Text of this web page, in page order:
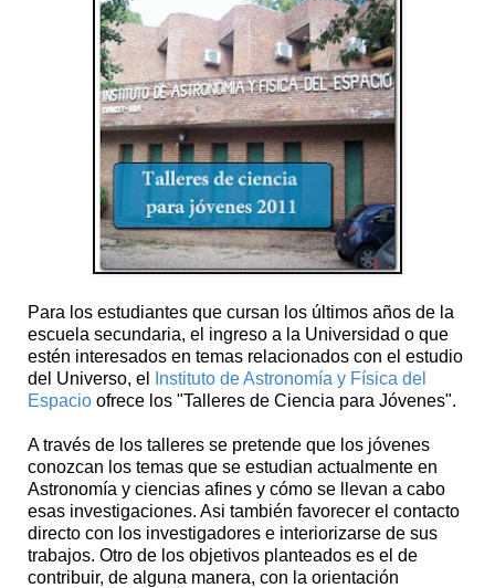
Para los estudiantes que cursan los últimos años de la
escuela secundaria, el ingreso a la Universidad o que
estén interesados en temas relacionados con el estudio
del Universo, el
Instituto de Astronomía y Física del
Espacio ofrece los "Talleres de Ciencia para Jóvenes".
A través de los talleres se pretende que los jóvenes
conozcan los temas que se estudian actualmente en
Astronomía y ciencias afines y cómo se llevan a cabo
esas investigaciones. Asi también favorecer el contacto
directo con los investigadores e interiorizarse de sus
trabajos. Otro de los objetivos planteados es el de
contribuir, de alguna manera, con la orientación